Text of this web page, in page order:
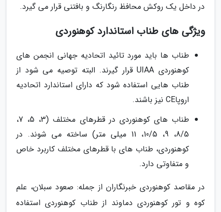
در داخل یک روکش محافظ رنگارنگ و بافتنی قرار می گیرد.
ویژگی های طناب استاندارد کوهنوردی
طناب ها باید مورد تائید اتحادیه جهانی انجمن های
کوهنوردی UIAA قرار گیرند. البته توصیه می شود از
طناب هایی استفاده شود که دارای استاندارد اتحادیه
اروپاCE نیز باشند.
طناب های کوهنوردی در قطرهای مختلف (3، 5، 7،
8/5، 9، 10/5، 11 میلی متر) ساخته می شوند. در
کوهنوردی، طناب های با قطرهای مختلف کاربرد خاص
و متفاوتی دارد.
در مقاصد کوهنوردی خبرنگاران از جمله: صعود سبلان، علم
کوه و تور کوهنوردی دماوند از طناب کوهنوردی استفاده